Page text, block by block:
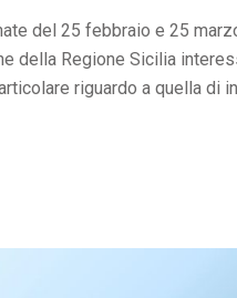
del 25 febbraio e 25
Regione Sicilia
riguardo a quella di